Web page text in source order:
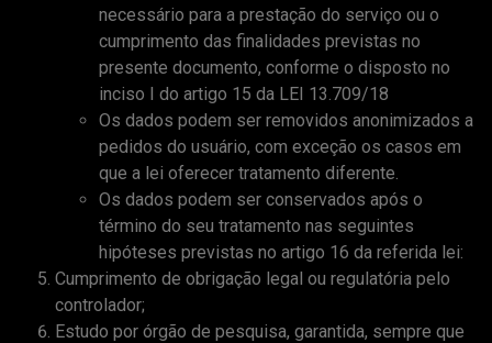
necessário para a prestação do serviço ou o
cumprimento das finalidades previstas no
presente documento, conforme o disposto no
inciso I do artigo 15 da LEI 13.709/18
Os dados podem ser removidos anonimizados a
pedidos do usuário, com exceção os casos em
que a lei oferecer tratamento diferente.
Os dados podem ser conservados após o
término do seu tratamento nas seguintes
hipóteses previstas no artigo 16 da referida lei:
Cumprimento de obrigação legal ou regulatória pelo
controlador;
Estudo por órgão de pesquisa, garantida, sempre que